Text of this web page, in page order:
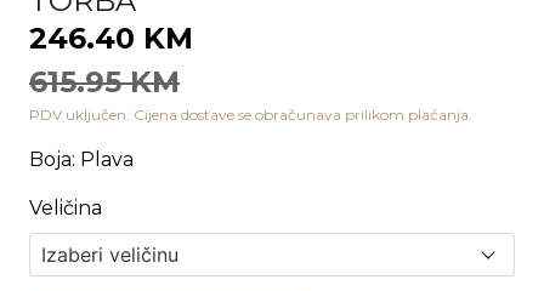
246.40 KM
615.95 KM
PDV uključen. Cijena dostave se obračunava prilikom plaćanja.
Boja: Plava
Veličina